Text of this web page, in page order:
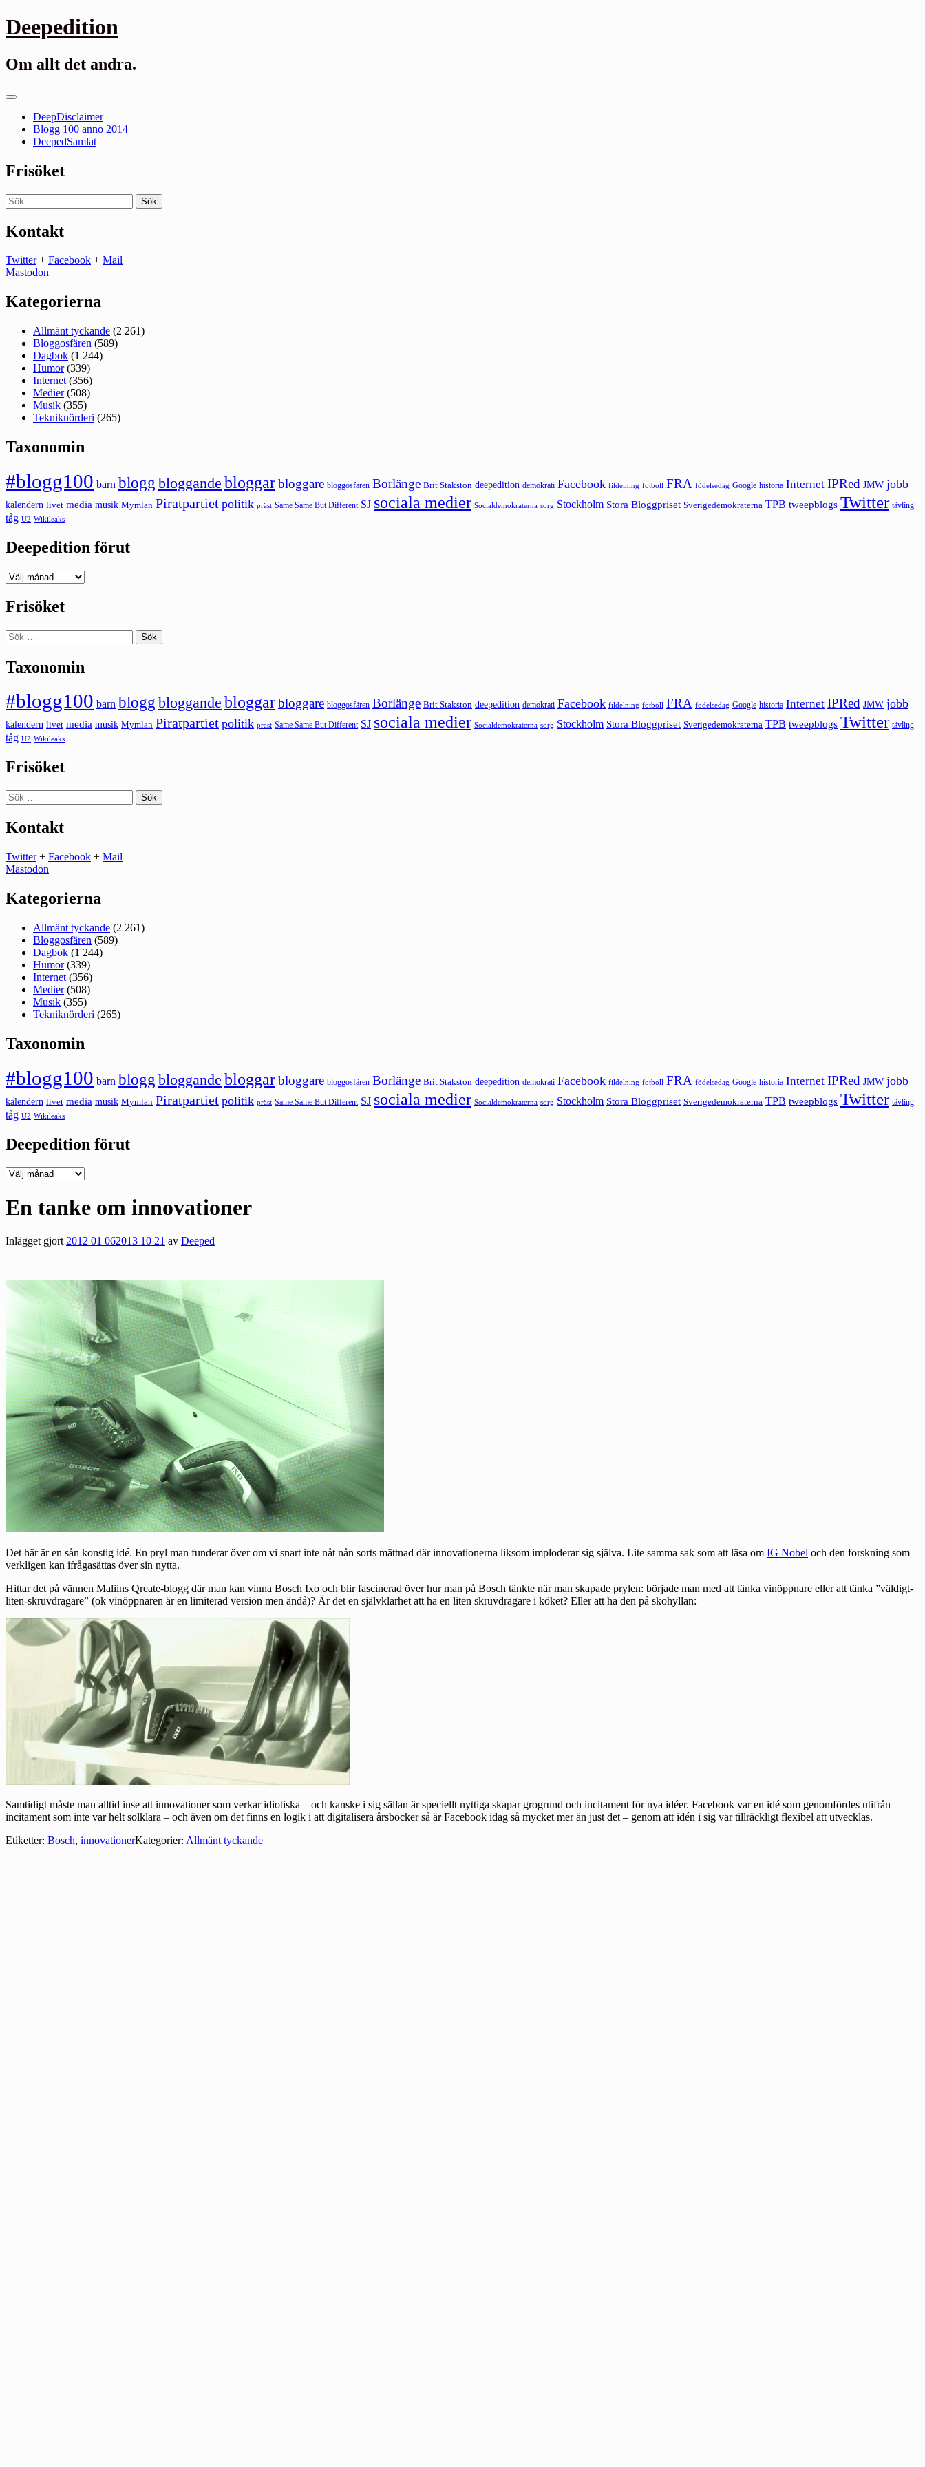
Gå
till
Deepedition
Om allt det andra.
Primär
DeepDisclaimer
Blogg 100 anno 2014
DeepedSamlat
Frisöket
Sök
efter:
Kontakt
Twitter+ Facebook + Mail
Mastodon
Kategorierna
Allmänt tyckande (2 261)
Bloggosfären (589)
Dagbok (1 244)
Humor(339)
Internet (356)
Medier(508)
Musik (355)
Tekniknörderi (265)
Taxonomin
#blogg100 barn blogg bloggande bloggarbloggare bloggosfären Borlänge Brit Stakston deepedition demokrati Facebook fildelning fotboll FRA födelsedag Google historia Internet IPRed JMW jobb
kalendern livet media musik Mymlan Piratpartiet politik präst Same Same But Different SJ sociala medier Socialdemokraterna sorg Stockholm Stora Bloggpriset Sverigedemokraterna TPB tweepblogs Twitter tävling
tåg U2 Wikileaks
Deepedition förut
Deepedition
Frisöket
Sök
efter:
Taxonomin
#blogg100 barn blogg bloggande bloggarbloggare bloggosfären Borlänge Brit Stakston deepedition demokrati Facebook fildelning fotboll FRA födelsedag Google historia Internet IPRed JMW jobb
kalendern livet media musik Mymlan Piratpartiet politik präst Same Same But Different SJ sociala medier Socialdemokraterna sorg Stockholm Stora Bloggpriset Sverigedemokraterna TPB tweepblogs Twitter tävling
tåg U2 Wikileaks
Frisöket
Sök
efter:
Kontakt
Twitter+ Facebook + Mail
Mastodon
Kategorierna
Allmänt tyckande (2 261)
Bloggosfären (589)
Dagbok (1 244)
Humor(339)
Internet (356)
Medier(508)
Musik (355)
Tekniknörderi (265)
Taxonomin
#blogg100 barn blogg bloggande bloggarbloggare bloggosfären Borlänge Brit Stakston deepedition demokrati Facebook fildelning fotboll FRA födelsedag Google historia Internet IPRed JMW jobb
kalendern livet media musik Mymlan Piratpartiet politik präst Same Same But Different SJ sociala medier Socialdemokraterna sorg Stockholm Stora Bloggpriset Sverigedemokraterna TPB tweepblogs Twitter tävling
tåg U2 Wikileaks
Deepedition förut
Deepedition
En tanke om innovationer
Inlägget gjort2012 01 062013 10 21 av Deeped
Det här är en sån konstig idé. En pryl man funderar över om vi snart inte nåt nån sorts mättnad där innovationerna liksom imploderar sig själva. Lite samma sak som att läsa om IG Nobel och den forskning som
verkligen kan ifrågasättas över sin nytta.
Hittar det på vännen Maliins Qreate-blogg där man kan vinna Bosch Ixo och blir fascinerad över hur man på Bosch tänkte när man skapade prylen: började man med att tänka vinöppnare eller att tänka ”väldigt-
liten-skruvdragare” (ok vinöppnaren är en limiterad version men ändå)? Är det en självklarhet att ha en liten skruvdragare i köket? Eller att ha den på skohyllan:
Samtidigt måste man alltid inse att innovationer som verkar idiotiska – och kanske i sig sällan är speciellt nyttiga skapar grogrund och incitament för nya idéer. Facebook var en idé som genomfördes utifrån
incitament som inte var helt solklara – och även om det finns en logik i att digitalisera årsböcker så är Facebook idag så mycket mer än just det – genom att idén i sig var tillräckligt flexibel att utvecklas.
Etiketter: Bosch, innovationerKategorier: Allmänt tyckande